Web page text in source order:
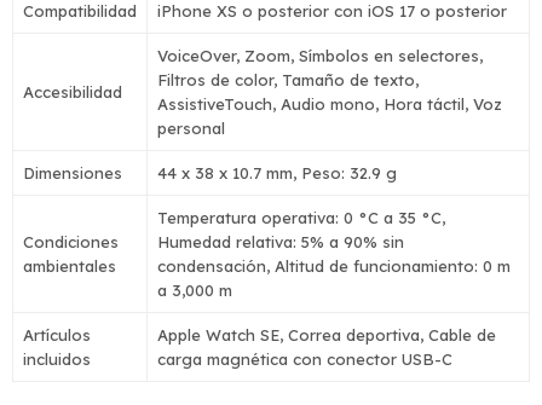
Compatibilidad iPhone XS o posterior con iOS 17 o posterior
Accesibilidad
VoiceOver, Zoom, Símbolos en selectores,
Filtros de color, Tamaño de texto,
AssistiveTouch, Audio mono, Hora táctil, Voz
personal
Dimensiones 44 x 38 x 10.7 mm, Peso: 32.9 g
Condiciones
ambientales
Temperatura operativa: 0 °C a 35 °C,
Humedad relativa: 5% a 90% sin
condensación, Altitud de funcionamiento: 0 m
a 3,000 m
Artículos
incluidos
Apple Watch SE, Correa deportiva, Cable de
carga magnética con conector USB-C